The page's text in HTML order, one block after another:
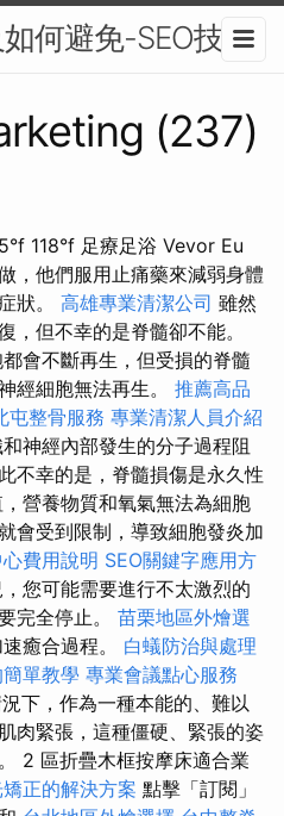
何避免-SEO技術
(237)
118°f 足療足浴 Vevor Eu
，他們服用止痛藥來減弱身體
狀。 高雄專業清潔公司 雖然
，但不幸的是脊髓卻不能。
會不斷再生，但受損的脊髓
經細胞無法再生。 推薦高品
屯整骨服務 專業清潔人員介紹
神經內部發生的分子過程阻
不幸的是，脊髓損傷是永久性
營養物質和氧氣無法為細胞
會受到限制，導致細胞發炎加
心費用說明 SEO關鍵字應用方
您可能需要進行不太激烈的
完全停止。 苗栗地區外燴選
癒合過程。 白蟻防治與處理
單教學 專業會議點心服務
下，作為一種本能的、難以
肉緊張，這種僵硬、緊張的姿
2 區折疊木框按摩床適合業
正的解決方案 點擊「訂閱」